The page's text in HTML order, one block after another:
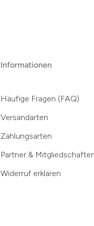
Informationen
Häufige Fragen (FAQ)
Versandarten
Zahlungsarten
Partner &
Widerruf erklären